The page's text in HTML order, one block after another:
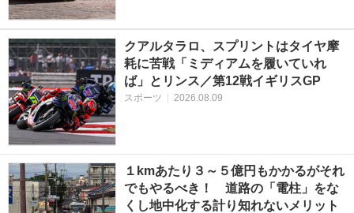
クアルタラロ、スプリントはタイヤ摩
耗に苦戦「ミディアムを履いていれ
ば」とリンス／第12戦イギリスGP
スポーツ | 2026.08.09
１kmあたり３～５億円もかかるがそれ
でもやるべき！ 道路の「電柱」をな
くし地中化する計り知れないメリット